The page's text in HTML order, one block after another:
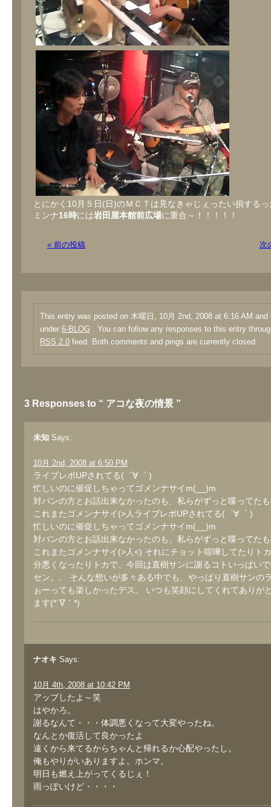
とにかく10月５日(日)のＭＣＴは見なきゃじぇったい損する
ミンナ16時には岩田屋本館前広場に重合～！！！！！
« 前の投稿 次
This entry was posted on 木曜日, 10月 2nd, 2008 at 6:16 AM and
under 6-BLOG . You can follow any responses to this entry
RSS 2.0 feed. Both comments and pings are currently closed.
3 Responses to “ アコな夜の情景 ”
未知 Says:
10月 2nd, 2008 at 6:50 PM
ライブレポUPされてる(゜∀゜ )
忙しいのに催促しちゃってゴメンナサイm(__)m
対バンの方とお話出来なかったのも、私らがずっと喋ってた
これまたゴメンナサイ(>人ライブレポUPされてる(゜∀゜ )
忙しいのに催促しちゃってゴメンナサイm(__)m
対バンの方とお話出来なかったのも、私らがずっと喋ってた
これまたゴメンナサイ(>人<) それにチョット喧嘩してたりト
分悪くなったりトカで、今回は直樹サンに謝るコトいっぱい
セン。。 そんな想いが多々ある中でも、やっぱり直樹サンの
ぉーっても楽しかったデス。 いつも笑顔にしてくれてありが
ます(*´∇｀*)
ナオキ Says:
10月 4th, 2008 at 10:42 PM
アップしたよ～笑
はやかろ。
謝るなんて・・・体調悪くなって大変やったね。
なんとか復活して良かったよ
遠くから来てるからちゃんと帰れるか心配やったし。
俺もやりがいありますよ。ホンマ。
明日も燃え上がってくるじぇ！
雨っぽいけど・・・・